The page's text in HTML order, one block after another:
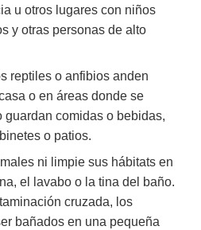
u otros lugares con niños
y otras personas de alto
reptiles o anfibios anden
o en áreas donde se
guardan comidas o bebidas,
o patios.
ni limpie sus hábitats en
el lavabo o la tina del baño.
cruzada, los
bañados en una pequeña